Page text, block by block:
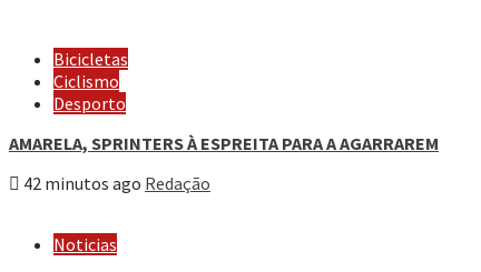
Bicicletas
Ciclismo
Desporto
AMARELA, SPRINTERS À ESPREITA PARA A AGARRAREM
42 minutos ago Redação
Noticias